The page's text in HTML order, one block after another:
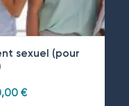
sexuel (pour
€